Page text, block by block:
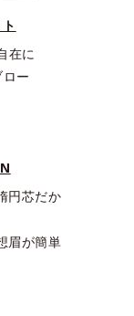
在に
ー
円芯だか
眉が簡単